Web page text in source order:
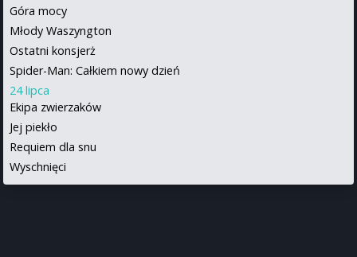
Góra mocy
Młody Waszyngton
Ostatni konsjerż
Spider-Man: Całkiem nowy dzień
24 lipca
Ekipa zwierzaków
Jej piekło
Requiem dla snu
Wyschnięci